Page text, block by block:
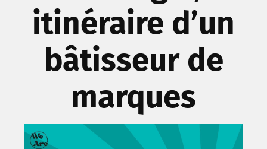
itinéraire d’un
bâtisseur de
marques